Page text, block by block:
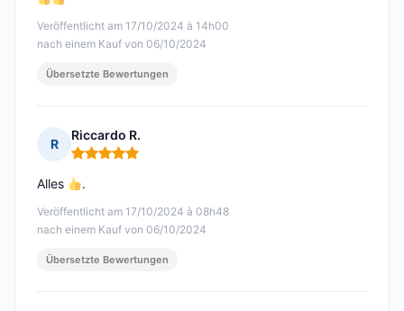
Veröffentlicht am 17/10/2024 à 14h00
nach einem Kauf von 06/10/2024
Übersetzte Bewertungen
R
Riccardo R.
Hinweis: 5 von 5
Veröffentlicht am 17/10/2024 à 08h48
nach einem Kauf von 06/10/2024
Alles .
Übersetzte Bewertungen